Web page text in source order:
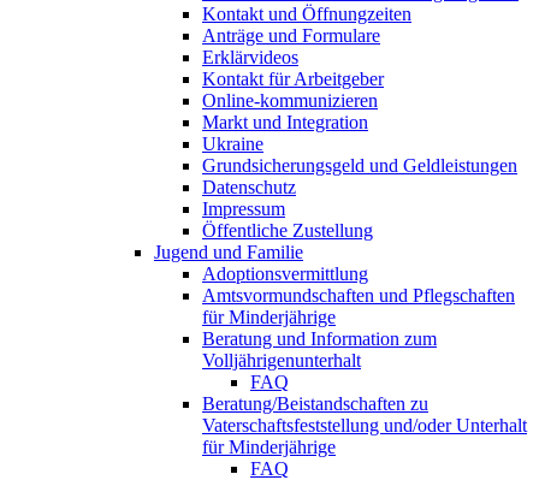
Kontakt und Öffnungzeiten
Anträge und Formulare
Erklärvideos
Kontakt für Arbeitgeber
Online-kommunizieren
Markt und Integration
Ukraine
Grundsicherungsgeld und Geldleistungen
Datenschutz
Impressum
Öffentliche Zustellung
Jugend und Familie
Adoptionsvermittlung
Amtsvormundschaften und Pflegschaften
für Minderjährige
Beratung und Information zum
Volljährigenunterhalt
FAQ
Beratung/Beistandschaften zu
Vaterschaftsfeststellung und/oder Unterhalt
für Minderjährige
FAQ